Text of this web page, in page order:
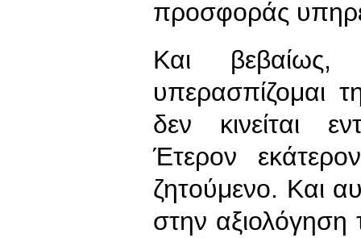
προσφοράς
Και
υπερασπίζομαι
δεν κινείται
Έτερον
ζητούμενο. Και
στην αξιολόγηση